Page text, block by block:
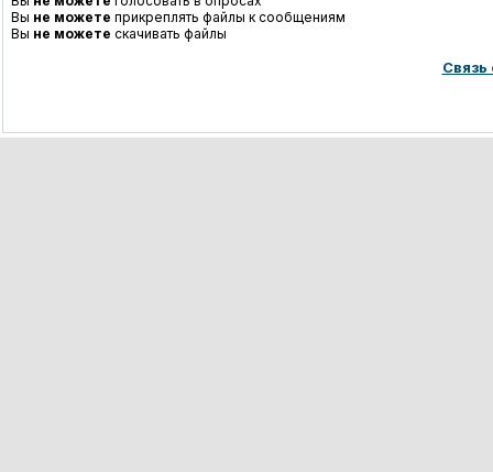
Вы не можете прикреплять файлы к сообщениям
Вы не можете скачивать файлы